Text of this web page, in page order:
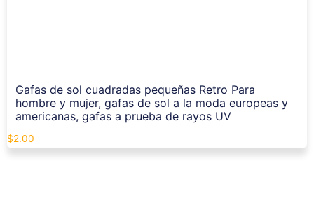
Gafas de sol cuadradas pequeñas Retro Para
hombre y mujer, gafas de sol a la moda europeas y
americanas, gafas a prueba de rayos UV
$2.00